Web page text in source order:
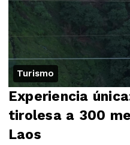
Turismo
Experiencia
tirolesa a 300
Laos